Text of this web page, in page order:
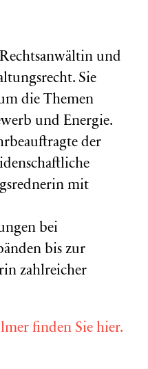
und
Sie
die Themen
und Energie.
der
mit
bei
bis zur
zahlreicher
finden Sie hier.